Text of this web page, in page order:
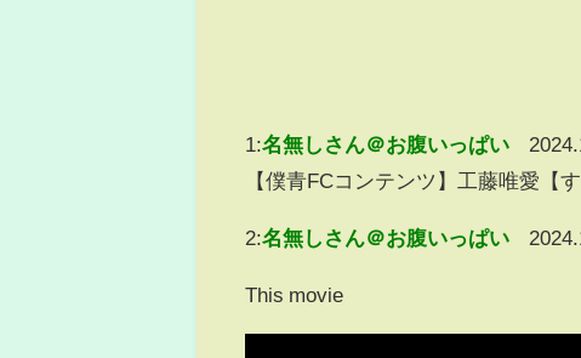
1:名無しさん＠お腹いっぱい
【僕青FCコンテンツ】工藤唯愛【
2:名無しさん＠お腹いっぱい
This movie